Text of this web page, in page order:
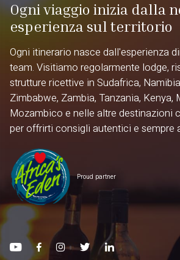
Ogni viaggio inizia dalla
esperienza sul territorio
Ogni itinerario nasce dall'esperienza
team. Visitiamo regolarmente lodge,
strutture ricettive in Sudafrica,
Zimbabwe, Zambia, Tanzania, Kenya,
Mozambico e nelle altre destinazioni
per offrirti consigli autentici e sempre
Proud partner